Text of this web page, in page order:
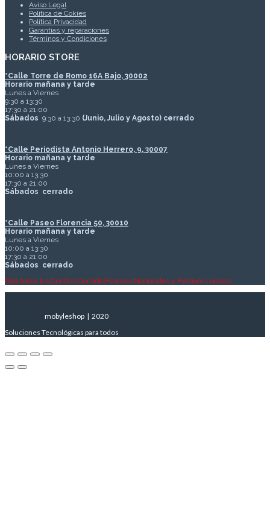
Aviso Legal
Política de Cokies
Política Privacidad
Garantías y reparaciones
Términos y Condiciones
HORARIO STORE
*Calle Torre de Romo 16A Bajo, 30002
Horario mañana y tarde
Lunes a Viernes
9:30 a 13:30
17:30 a 21:00
Sábados 9:30 a 13:30 (Junio, Julio y Agosto) cerrado
*Calle Periodista Antonio Herrero, 9, 30007
Horario mañana y tarde
Lunes a Viernes
10:00 a 13:30
17:30 a 21:00
Sábados cerrado
*Calle Paseo Florencia 50, 30010
Horario mañana y tarde
Lunes a Viernes
10:00 a 13:30
17:30 a 21:00
Sábados cerrado
Para todos los Centros Cerrado Festivos Nacionales y Festivos Locales
mobyleshop | 2020
Soluciones Tecnológicas para todos